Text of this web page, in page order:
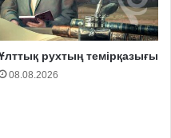
рухтың темірқазығы
08.08.2026